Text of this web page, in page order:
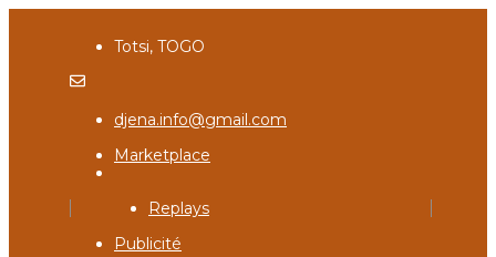
Totsi, TOGO
djena.info@gmail.com
Marketplace
Replays
Publicité